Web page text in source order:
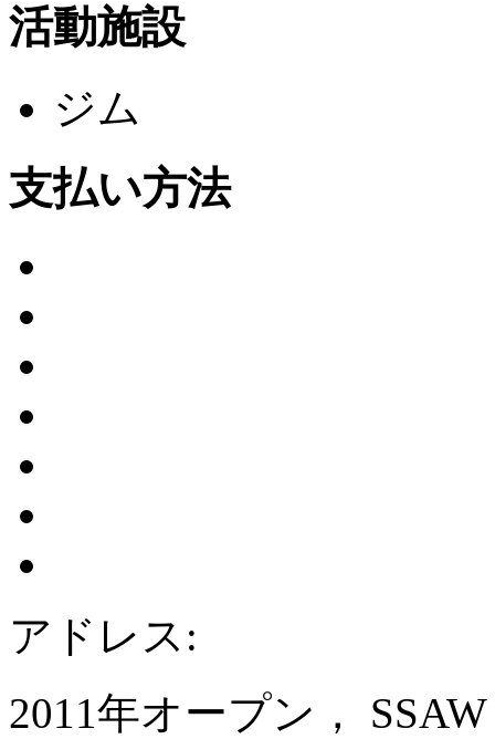
活動施設
ジム
支払い方法
アドレス:
2011年オープン，